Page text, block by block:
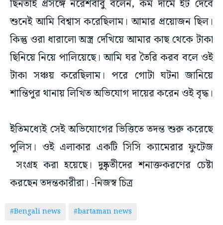
ছিনতাই প্রসঙ্গে নরেশবাবু বলেন, কম দামে ইট দেবে
শুনেই আমি বিশ্বাস করেছিলাম। আমার প্রয়োজন ছিল।
কিন্তু ওরা ধারালো অস্ত্র দেখিয়ে আমার কাছ থেকে টাকা
ছিনিয়ে নিয়ে পালিয়েছে। আমি ঘর তৈরি করব বলে ওই
টাকা সঞ্চয় করেছিলাম। পরে গোটা ঘটনা জানিয়ে
শান্তিপুর থানায় লিখিত অভিযোগ দায়ের করেন ওই বৃদ্ধ।
ইতিমধ্যেই সেই অভিযোগের ভিত্তিতে তদন্ত শুরু করেছে
পুলিস। ওই এলাকার একটি সিসি ক্যামেরার ফুটেজ
সংগ্রহ করা হয়েছে। দুষ্কৃতীদের শনাক্তকরণের চেষ্টা
করছেন তদন্তকারীরা। -নিজস্ব চিত্র
#Bengali news #bartaman news